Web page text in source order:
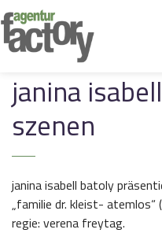
janina
szenen
janina isabell batoly
„familie dr. kleist- atemlos“
regie: verena freytag.